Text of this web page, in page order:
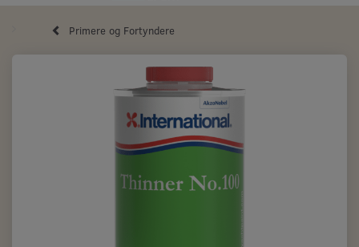
Primere og Fortyndere